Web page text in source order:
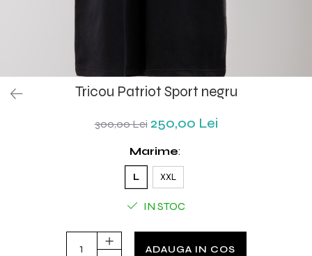
Tricou Patriot Sport negru
300,00 Lei 250,00 Lei
Marime:
L XXL
IN STOC
ADAUGA IN COS